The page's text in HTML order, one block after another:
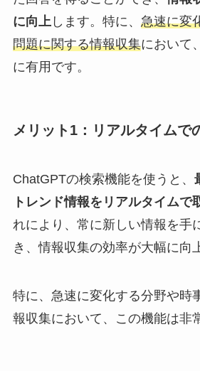
に向上します。特に、 急速に変
問題に関する情報収集において
に有用です。
メリット1：リアルタイムで
ChatGPTの検索機能を使うと、
トレンド情報をリアルタイムで
れにより、常に新しい情報を手
き、情報収集の効率が大幅に向
特に、急速に変化する分野や時
報収集において、この機能は非